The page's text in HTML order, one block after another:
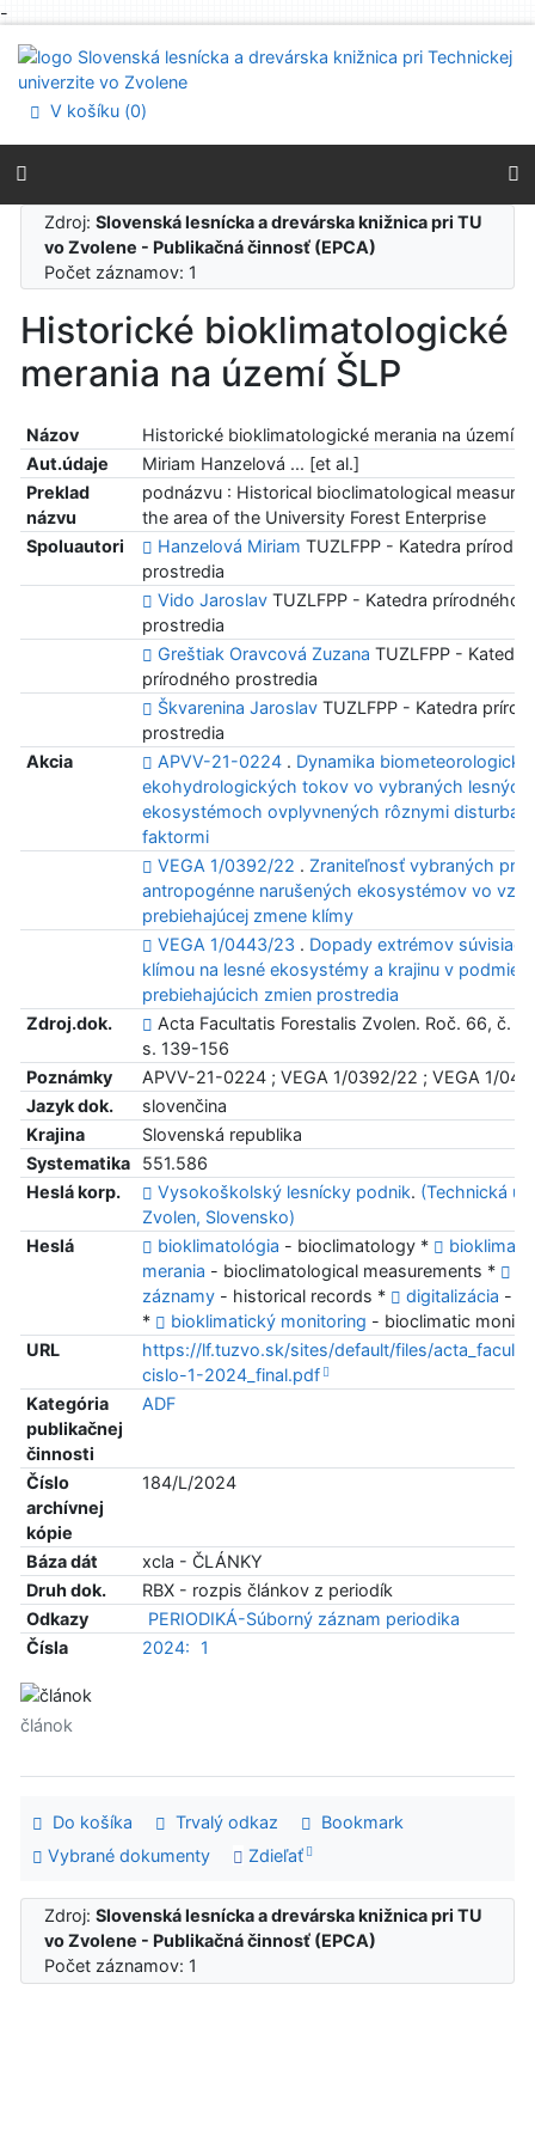
-
Prejsť na menu
Prehlásenie o webovej prístupnosti
V košíku (0)
Zdroj:Slovenská lesnícka a drevárska knižnica pri TU
vo Zvolene - Publikačná činnosť (EPCA)
Počet záznamov: 1
Historické bioklimatologické
merania na území ŠLP
Názov
Historické bioklimatologické merania na území
Aut.údaje
Miriam Hanzelová ... [et al.]
Preklad
názvu
podnázvu : Historical bioclimatological
the area of the University Forest Enterprise
Spoluautori
Hanzelová Miriam TUZLFPP - Katedra
prostredia
Vido JaroslavTUZLFPP - Katedra prírodného
prostredia
Greštiak Oravcová Zuzana TUZLFPP - Katedra
prírodného prostredia
Škvarenina JaroslavTUZLFPP - Katedra
prostredia
Akcia
APVV-21-0224. Dynamika
ekohydrologických tokov vo vybraných lesných
ekosystémoch ovplyvnených rôznymi
faktormi
VEGA 1/0392/22 . Zraniteľnosť vybraných
antropogénne narušených ekosystémov vo
prebiehajúcej zmene klímy
VEGA 1/0443/23 . Dopady extrémov
klímou na lesné ekosystémy a krajinu v
prebiehajúcich zmien prostredia
Zdroj.dok.
Acta Facultatis Forestalis Zvolen. Roč. 66, č. 1
s. 139-156
Poznámky
APVV-21-0224 ; VEGA 1/0392/22 ; VEGA 1/
Jazyk dok.
slovenčina
Krajina
Slovenská republika
Systematika
551.586
Heslá korp.
Vysokoškolský lesnícky podnik. (Technická
Zvolen, Slovensko)
Heslá
bioklimatológia - bioclimatology *
merania - bioclimatological measurements *
záznamy- historical records * digitalizácia -
*
bioklimatický monitoring - bioclimatic
URL
https://lf.tuzvo.sk/sites/default/files/
cislo-1-2024_final.pdf
Kategória
publikačnej
činnosti
ADF
Číslo
archívnej
kópie
184/L/2024
Báza dát
xcla - ČLÁNKY
Druh dok.
RBX - rozpis článkov z periodík
Odkazy
PERIODIKÁ-Súborný záznam periodika
Čísla
2024: 1
článok
Do košíka Trvalý odkaz
Bookmark
Vybrané dokumenty
Zdieľať
Zdroj:Slovenská lesnícka a drevárska knižnica pri TU
vo Zvolene - Publikačná činnosť (EPCA)
Počet záznamov: 1